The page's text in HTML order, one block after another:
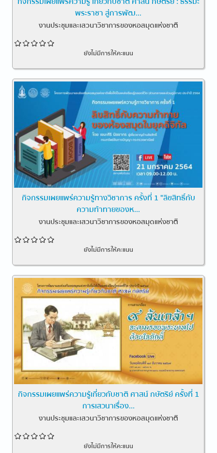
พระราชา สู่การพัฒ...
งานประชุมและเสวนาวิชาการของหอสมุดแห่งชาติ
ยังไม่มีการให้คะแนน
กิจกรรมเผยแพร่ความรู้ทางวิชาการ ครั้งที่ 1 "ลิขสิทธิ์กับ
ความท้าทายของห...
งานประชุมและเสวนาวิชาการของหอสมุดแห่งชาติ
ยังไม่มีการให้คะแนน
กิจกรรมเผยแพร่ความรู้เกี่ยวกับชาติ ศาสน์ กษัตริย์ ครั้งที่ 1
การเสวนาเรื่อง...
งานประชุมและเสวนาวิชาการของหอสมุดแห่งชาติ
ยังไม่มีการให้คะแนน